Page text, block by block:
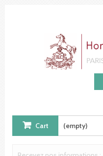
Cart (empty)